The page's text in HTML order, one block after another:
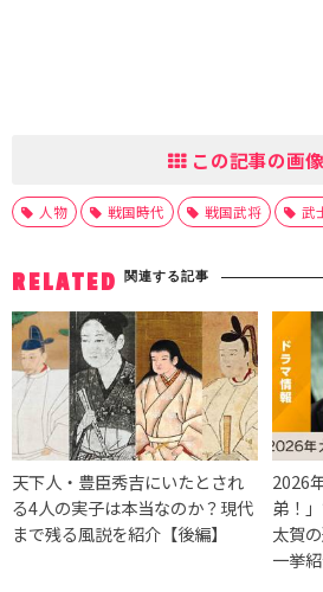
この記事の画
人物 戦国時代 戦国武将 武
RELATED 関連する記事
天下人・豊臣秀吉にいたとされ
る4人の実子は本当なのか？現代
まで残る風説を紹介【後編】
2026
弟！
太賀
一挙